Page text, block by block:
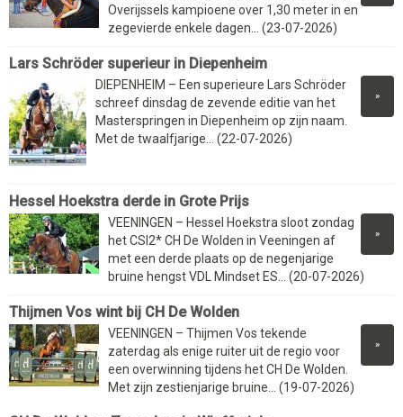
Overijssels kampioene over 1,30 meter in en
zegevierde enkele dagen... (23-07-2026)
Lars Schröder superieur in Diepenheim
»
DIEPENHEIM – Een superieure Lars Schröder
schreef dinsdag de zevende editie van het
Masterspringen in Diepenheim op zijn naam.
Met de twaalfjarige... (22-07-2026)
Hessel Hoekstra derde in Grote Prijs
»
VEENINGEN – Hessel Hoekstra sloot zondag
het CSI2* CH De Wolden in Veeningen af
met een derde plaats op de negenjarige
bruine hengst VDL Mindset ES... (20-07-2026)
Thijmen Vos wint bij CH De Wolden
»
VEENINGEN – Thijmen Vos tekende
zaterdag als enige ruiter uit de regio voor
een overwinning tijdens het CH De Wolden.
Met zijn zestienjarige bruine... (19-07-2026)